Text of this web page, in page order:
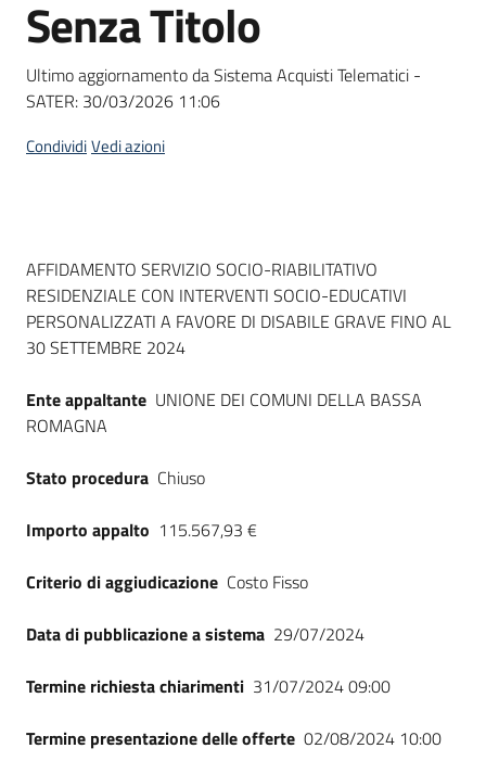
Bandi
strumenti
di
acquisto
Piattaforme
telematiche
site
Seguici
su
Salta al contenuto
Senza Titolo
Ultimo aggiornamento da Sistema Acquisti Telematici -
SATER: 30/03/2026 11:06
CondividiVedi azioni
Dati del bando
AFFIDAMENTO SERVIZIO SOCIO-RIABILITATIVO
RESIDENZIALE CON INTERVENTI SOCIO-EDUCATIVI
PERSONALIZZATI A FAVORE DI DISABILE GRAVE FINO AL
30 SETTEMBRE 2024
Ente appaltante UNIONE DEI COMUNI DELLA BASSA
ROMAGNA
Stato procedura Chiuso
Importo appalto 115.567,93 €
Criterio di aggiudicazione Costo Fisso
Data di pubblicazione a sistema 29/07/2024
Termine richiesta chiarimenti 31/07/2024 09:00
Termine presentazione delle offerte 02/08/2024 10:00